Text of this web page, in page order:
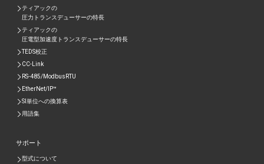
ティアックの
圧力トランスデューサーの特長
ティアックの
圧電型加速度トランスデューサーの特⾧
TEDS校正
CC-Link
RS-485/ModbusRTU
EtherNet/IP™
SI単位への換算表
用語集
サポート
型式について